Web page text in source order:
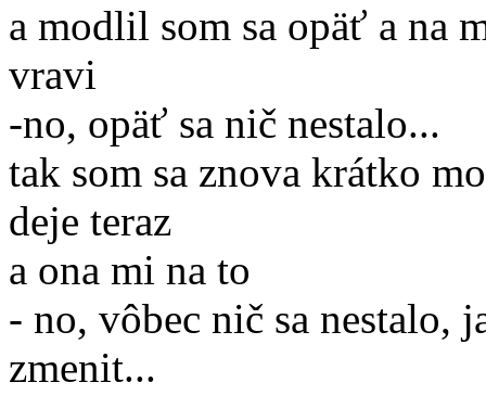
a modlil som sa opäť a na
vravi
-no, opäť sa nič nestalo...
tak som sa znova krátko
deje teraz
a ona mi na to
- no, vôbec nič sa nestalo,
zmenit...